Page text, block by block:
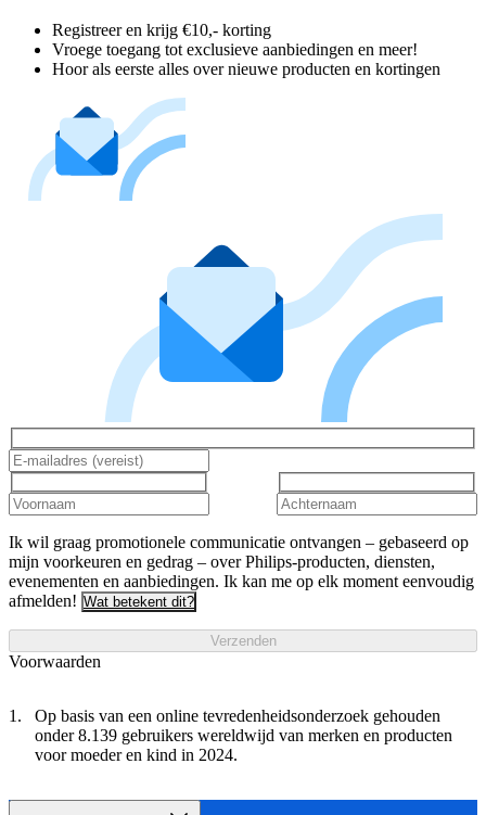
Registreer en krijg €10,- korting
Vroege toegang tot exclusieve aanbiedingen en meer!
Hoor als eerste alles over nieuwe producten en kortingen
Ik wil graag promotionele communicatie ontvangen – gebaseerd op
mijn voorkeuren en gedrag – over Philips-producten, diensten,
evenementen en aanbiedingen. Ik kan me op elk moment eenvoudig
afmelden! Wat betekent dit?
Verzenden
Voorwaarden
Op basis van een online tevredenheidsonderzoek gehouden
onder 8.139 gebruikers wereldwijd van merken en producten
voor moeder en kind in 2024.